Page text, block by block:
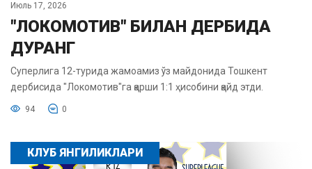
Июль 17, 2026
"ЛОКОМОТИВ" БИЛАН ДЕРБИДА
ДУРАНГ
Суперлига 12-турида жамоамиз ўз майдонида Тошкент
дербисида "Локомотив"га қарши 1:1 ҳисобини қайд этди.
94 0
КЛУБ ЯНГИЛИКЛАРИ